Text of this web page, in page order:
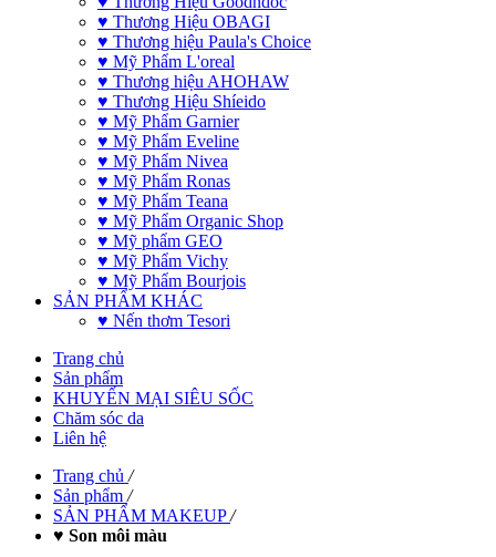
♥ Thương Hiệu OBAGI
♥ Thương hiệu Paula's Choice
♥ Mỹ Phẩm L'oreal
♥ Thương hiệu AHOHAW
♥ Thương Hiệu Shíeido
♥ Mỹ Phẩm Garnier
♥ Mỹ Phẩm Eveline
♥ Mỹ Phẩm Nivea
♥ Mỹ Phẩm Ronas
♥ Mỹ Phẩm Teana
♥ Mỹ Phẩm Organic Shop
♥ Mỹ phẩm GEO
♥ Mỹ Phẩm Vichy
♥ Mỹ Phẩm Bourjois
SẢN PHẨM KHÁC
♥ Nến thơm Tesori
Trang chủ
Sản phẩm
KHUYẾN MẠI SIÊU SỐC
Chăm sóc da
Liên hệ
Trang chủ /
Sản phẩm /
SẢN PHẨM MAKEUP /
♥ Son môi màu